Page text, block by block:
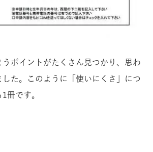
ポイントがたくさん見つかり、思わ
た。
このように「使いにくさ」につ
冊です。